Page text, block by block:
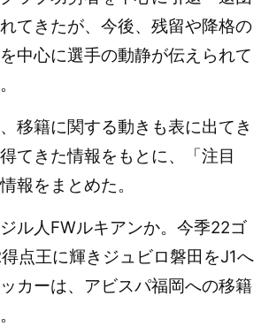
てきたが、今後、残留や降格の
中心に選手の動静が伝えられて
移籍に関する動きも表に出てき
てきた情報をもとに、「注目
報をまとめた。
ル人FWルキアンか。今季22ゴ
点王に輝きジュビロ磐田をJ1へ
カーは、アビスパ福岡への移籍